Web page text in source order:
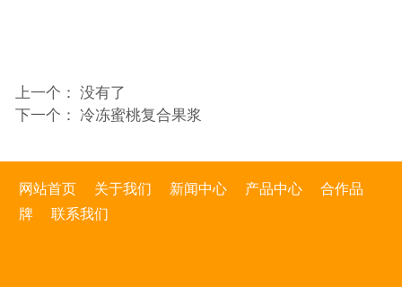
上一个： 没有了
下一个： 冷冻蜜桃复合果浆
网站首页 关于我们 新闻中心 产品中心
合作品
牌
联系我们